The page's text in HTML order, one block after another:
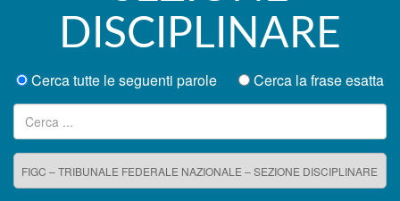
DISCIPLINARE
Cerca tutte le seguenti parole
Cerca la frase esatta
Ricerca per: